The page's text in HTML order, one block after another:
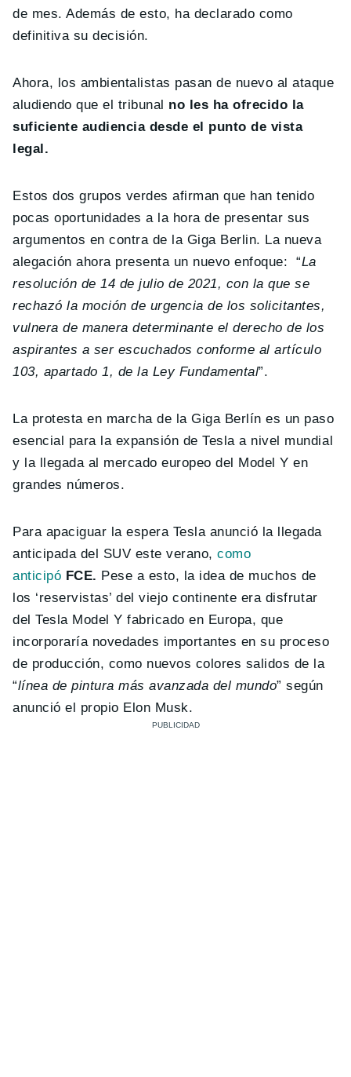
de mes. Además de esto, ha declarado como
definitiva su decisión.
Ahora, los ambientalistas pasan de nuevo al ataque
aludiendo que el tribunal no les ha ofrecido la
suficiente audiencia desde el punto de vista
legal.
Estos dos grupos verdes afirman que han tenido
pocas oportunidades a la hora de presentar sus
argumentos en contra de la Giga Berlin. La nueva
alegación ahora presenta un nuevo enfoque: “La
resolución de 14 de julio de 2021, con la que se
rechazó la moción de urgencia de los solicitantes,
vulnera de manera determinante el derecho de los
aspirantes a ser escuchados conforme al artículo
103, apartado 1, de la Ley Fundamental”.
La protesta en marcha de la Giga Berlín es un paso
esencial para la expansión de Tesla a nivel mundial
y la llegada al mercado europeo del Model Y en
grandes números.
Para apaciguar la espera Tesla anunció la llegada
anticipada del SUV este verano, como
anticipó FCE. Pese a esto, la idea de muchos de
los ‘reservistas’ del viejo continente era disfrutar
del Tesla Model Y fabricado en Europa, que
incorporaría novedades importantes en su proceso
de producción, como nuevos colores salidos de la
“línea de pintura más avanzada del mundo” según
anunció el propio Elon Musk.